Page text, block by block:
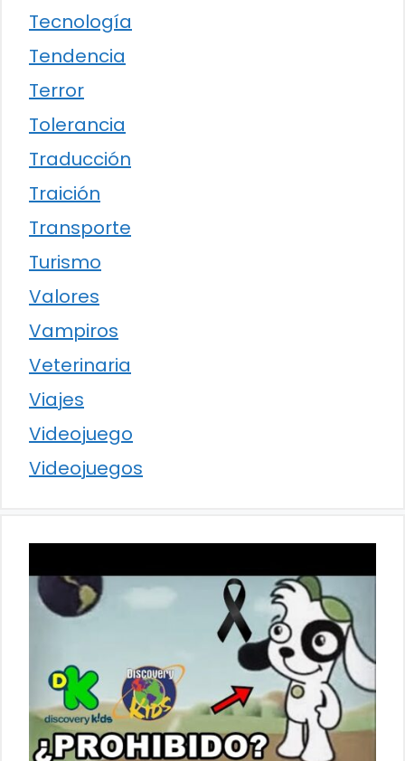
Tecnología
Tendencia
Terror
Tolerancia
Traducción
Traición
Transporte
Turismo
Valores
Vampiros
Veterinaria
Viajes
Videojuego
Videojuegos